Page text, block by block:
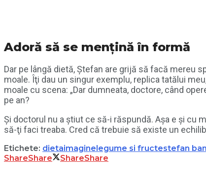
Adoră să se mențină în formă
Dar pe lângă dietă, Ștefan are grijă să facă mereu
moale. Îţi dau un singur exemplu, replica tatălui
moale cu scena: „Dar dumneata, doctore, când
pe an?
Şi doctorul nu a ştiut ce să-i răspundă. Aşa e şi cu
să-ţi faci treaba. Cred că trebuie să existe un
Etichete: dietaimaginelegume si fructestefan
ShareShare ShareShare